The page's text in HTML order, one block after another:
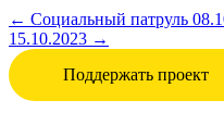
← Социальный патруль
15.10.2023 →
Поддержать проект